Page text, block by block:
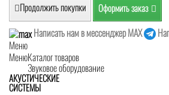
Продолжить покупки Оформить заказ
Написать нам в мессенджер MAX
Меню
МенюКаталог товаров
Звуковое оборудование
АКУСТИЧЕСКИЕ
СИСТЕМЫ